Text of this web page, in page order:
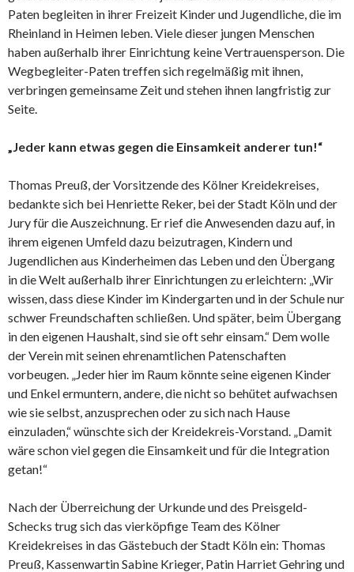
Paten begleiten in ihrer Freizeit Kinder und Jugendliche, die im
Rheinland in Heimen leben. Viele dieser jungen Menschen
haben außerhalb ihrer Einrichtung keine Vertrauensperson. Die
Wegbegleiter-Paten treffen sich regelmäßig mit ihnen,
verbringen gemeinsame Zeit und stehen ihnen langfristig zur
Seite.
„Jeder kann etwas gegen die Einsamkeit anderer tun!“
Thomas Preuß, der Vorsitzende des Kölner Kreidekreises,
bedankte sich bei Henriette Reker, bei der Stadt Köln und der
Jury für die Auszeichnung. Er rief die Anwesenden dazu auf, in
ihrem eigenen Umfeld dazu beizutragen, Kindern und
Jugendlichen aus Kinderheimen das Leben und den Übergang
in die Welt außerhalb ihrer Einrichtungen zu erleichtern: „Wir
wissen, dass diese Kinder im Kindergarten und in der Schule nur
schwer Freundschaften schließen. Und später, beim Übergang
in den eigenen Haushalt, sind sie oft sehr einsam.“ Dem wolle
der Verein mit seinen ehrenamtlichen Patenschaften
vorbeugen. „Jeder hier im Raum könnte seine eigenen Kinder
und Enkel ermuntern, andere, die nicht so behütet aufwachsen
wie sie selbst, anzusprechen oder zu sich nach Hause
einzuladen,“ wünschte sich der Kreidekreis-Vorstand. „Damit
wäre schon viel gegen die Einsamkeit und für die Integration
getan!“
Nach der Überreichung der Urkunde und des Preisgeld-
Schecks trug sich das vierköpfige Team des Kölner
Kreidekreises in das Gästebuch der Stadt Köln ein: Thomas
Preuß, Kassenwartin Sabine Krieger, Patin Harriet Gehring und